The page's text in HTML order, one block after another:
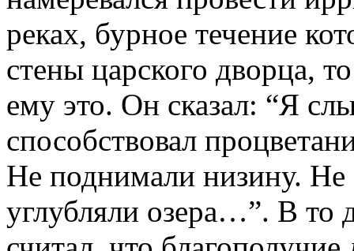
реках, бурное течение
стены царского дворца,
ему это. Он сказал: “Я
способствовал
Не поднимали низину. Не
углубляли озера…”. В то